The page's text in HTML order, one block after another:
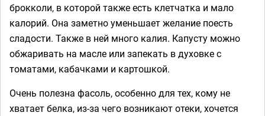
брокколи, в которой также есть клетчатка и мало
калорий. Она заметно уменьшает желание поесть
сладости. Также в ней много калия. Капусту можно
обжаривать на масле или запекать в духовке с
томатами, кабачками и картошкой.
Очень полезна фасоль, особенно для тех, кому не
хватает белка, из-за чего возникают отеки, хочется